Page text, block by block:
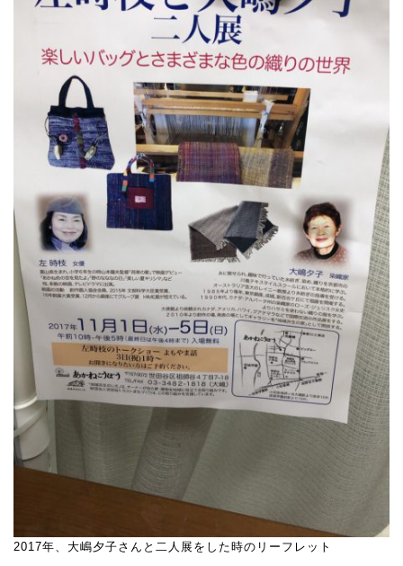
2017年、大嶋夕子さんと二人展をした時のリーフレット